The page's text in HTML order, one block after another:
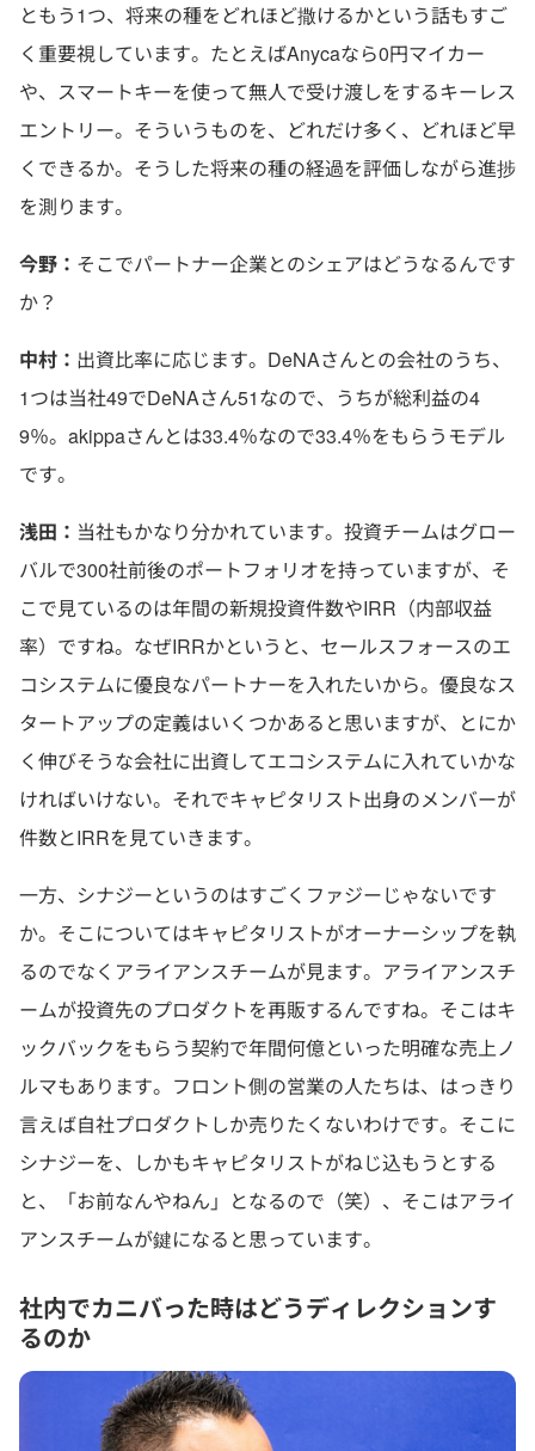
ともう1つ、将来の種をどれほど撒けるかという話もすご
く重要視しています。たとえばAnycaなら0円マイカー
や、スマートキーを使って無人で受け渡しをするキーレス
エントリー。そういうものを、どれだけ多く、どれほど早
くできるか。そうした将来の種の経過を評価しながら進捗
を測ります。
今野： そこでパートナー企業とのシェアはどうなるんです
か？
中村： 出資比率に応じます。DeNAさんとの会社のうち、
1つは当社49でDeNAさん51なので、うちが総利益の4
9％。akippaさんとは33.4％なので33.4％をもらうモデル
です。
浅田： 当社もかなり分かれています。投資チームはグロー
バルで300社前後のポートフォリオを持っていますが、そ
こで見ているのは年間の新規投資件数やIRR（内部収益
率）ですね。なぜIRRかというと、セールスフォースのエ
コシステムに優良なパートナーを入れたいから。優良なス
タートアップの定義はいくつかあると思いますが、とにか
く伸びそうな会社に出資してエコシステムに入れていかな
ければいけない。それでキャピタリスト出身のメンバーが
件数とIRRを見ていきます。
一方、シナジーというのはすごくファジーじゃないです
か。そこについてはキャピタリストがオーナーシップを執
るのでなくアライアンスチームが見ます。アライアンスチ
ームが投資先のプロダクトを再販するんですね。そこはキ
ックバックをもらう契約で年間何億といった明確な売上ノ
ルマもあります。フロント側の営業の人たちは、はっきり
言えば自社プロダクトしか売りたくないわけです。そこに
シナジーを、しかもキャピタリストがねじ込もうとする
と、「お前なんやねん」となるので（笑）、そこはアライ
アンスチームが鍵になると思っています。
社内でカニバった時はどうディレクションす
るのか